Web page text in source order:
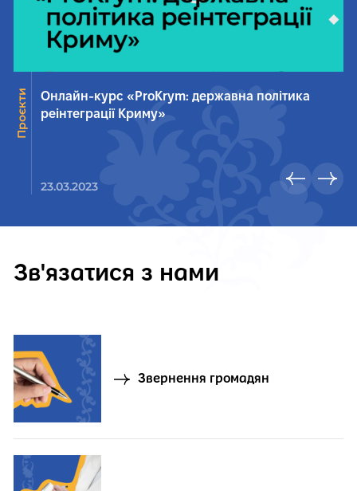
Проєкти
Онлайн-курс «ProKrym: державна політика
реінтеграції Криму»
23.03.2023
Зв'язатися з нами
Звернення громадян